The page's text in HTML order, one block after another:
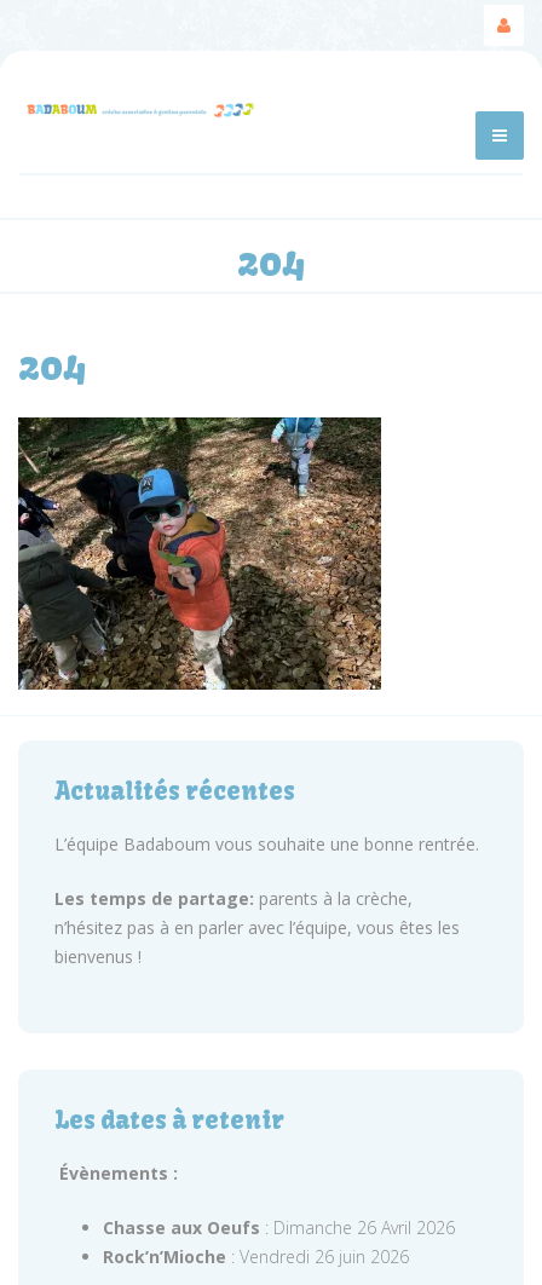
204
204
Actualités récentes
L’équipe Badaboum vous souhaite une bonne rentrée.
Les temps de partage: parents à la crèche,
n’hésitez pas à en parler avec l’équipe, vous êtes les
bienvenus !
Les dates à retenir
Évènements :
Chasse aux Oeufs : Dimanche 26 Avril 2026
Rock’n’Mioche : Vendredi 26 juin 2026